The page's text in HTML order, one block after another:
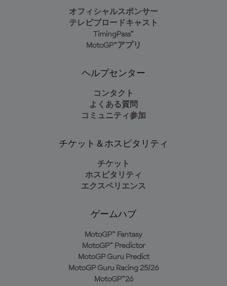
オフィシャルスポンサー
テレビブロードキャスト
TimingPass™
MotoGP™アプリ
ヘルプセンター
コンタクト
よくある質問
コミュニティ参加
チケット＆ホスピタリティ
チケット
ホスピタリティ
エクスペリエンス
ゲームハブ
MotoGP™ Fantasy
MotoGP™ Predictor
MotoGP Guru Predict
MotoGP Guru Racing 25/26
MotoGP™26